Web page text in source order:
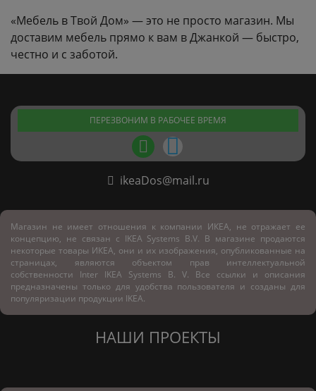
«Мебель в Твой Дом» — это не просто магазин. Мы
доставим мебель прямо к вам в Джанкой — быстро,
честно и с заботой.
ПЕРЕЗВОНИМ В РАБОЧЕЕ ВРЕМЯ
ikeaDos@mail.ru
Магазин не имеет отношения к компании ИКЕА, не отражает ее
концепцию, не связан с IKEA Systems B.V. В магазине продаются
некоторые товары ИКЕА, они и их изображения, опубликованные на
страницах, являются объектом прав интеллектуальной
собственности Inter IKEA Systems B. V. Все ссылки и описания
предназначены только для удобства пользователя и созданы для
популяризации продукции IKEA.
НАШИ ПРОЕКТЫ